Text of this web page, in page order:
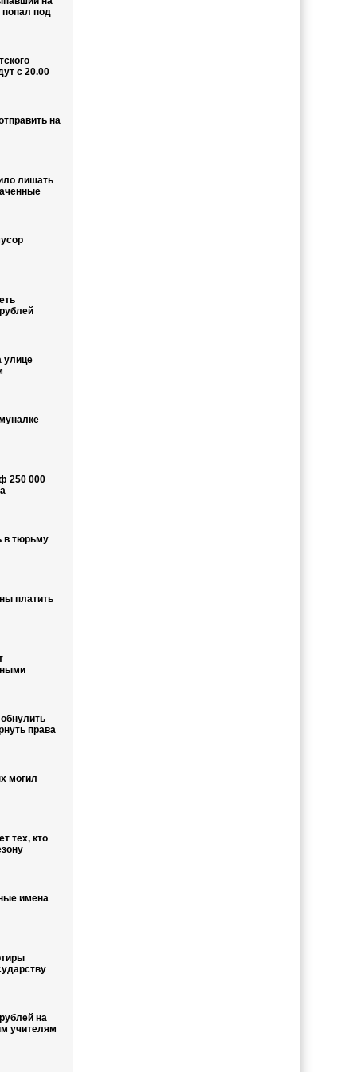
попал под
с 20.00
на
лишать
улице
250 000
в тюрьму
платить
права
могил
тех, кто
имена
на
учителям